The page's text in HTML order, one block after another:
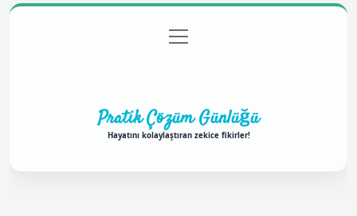
Gizlilik Politikası
menüyü
aç
Pratik Çözüm Günlüğü
Hayatını kolaylaştıran zekice fikirler!